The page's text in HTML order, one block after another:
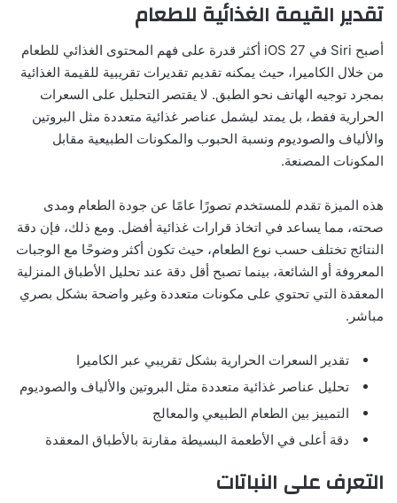
تقدير القيمة الغذائية للطعام
أصبح Siri في iOS 27 أكثر قدرة على فهم المحتوى الغذائي للطعام
من خلال الكاميرا، حيث يمكنه تقديم تقديرات تقريبية للقيمة الغذائية
بمجرد توجيه الهاتف نحو الطبق. لا يقتصر التحليل على السعرات
الحرارية فقط، بل يمتد ليشمل عناصر غذائية متعددة مثل البروتين
والألياف والصوديوم ونسبة الحبوب والمكونات الطبيعية مقابل
المكونات المصنعة.
هذه الميزة تقدم للمستخدم تصورًا عامًا عن جودة الطعام ومدى
صحته، مما يساعد في اتخاذ قرارات غذائية أفضل. ومع ذلك، فإن دقة
النتائج تختلف حسب نوع الطعام، حيث تكون أكثر وضوحًا مع الوجبات
المعروفة أو الشائعة، بينما تصبح أقل دقة عند تحليل الأطباق المنزلية
المعقدة التي تحتوي على مكونات متعددة وغير واضحة بشكل بصري
مباشر.
تقدير السعرات الحرارية بشكل تقريبي عبر الكاميرا
تحليل عناصر غذائية متعددة مثل البروتين والألياف والصوديوم
التمييز بين الطعام الطبيعي والمعالج
دقة أعلى في الأطعمة البسيطة مقارنة بالأطباق المعقدة
التعرف على النباتات